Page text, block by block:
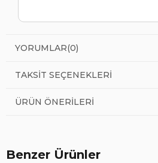
YORUMLAR(0)
TAKSIT SEÇENEKLERI
ÜRÜN ÖNERILERI
Benzer Ürünler